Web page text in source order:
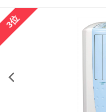
3位